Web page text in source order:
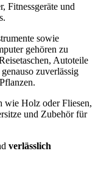
Fitnessgeräte und
sowie
gehören zu
Autoteile
zuverlässig
wie Holz oder Fliesen,
und Zubehör für
verlässlich